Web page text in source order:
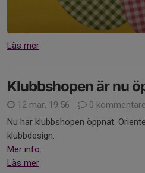
Läs mer
Klubbshopen är nu
12 mar, 19:56
0
Nu har klubbshopen öppnat.
klubbdesign.
Mer info
Läs mer